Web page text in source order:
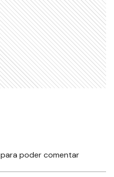
para poder comentar